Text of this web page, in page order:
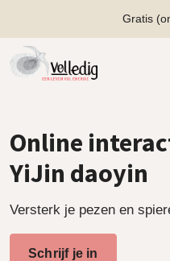
Gratis
Online
YiJin daoyin
Versterk je pezen en
Schrijf je in